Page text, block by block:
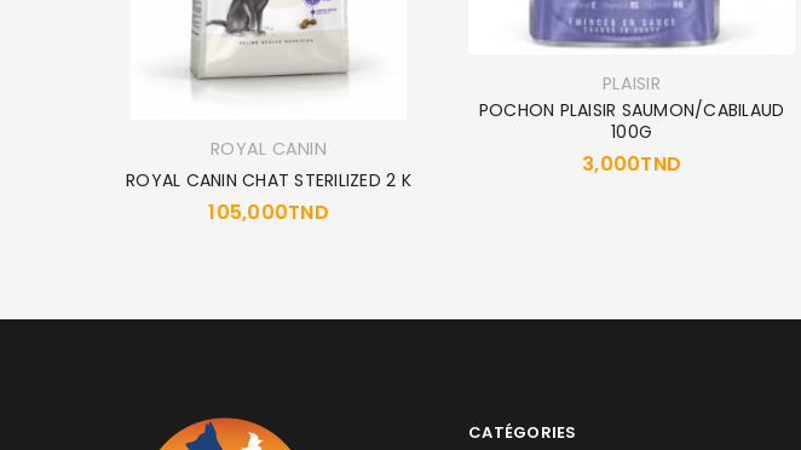
ROYAL CANIN
ROYAL CANIN CHAT STERILIZED 2 K
105,000TND
PLAISIR
POCHON PLAISIR SAUMON/CABILAUD
100G
3,000TND
CATÉGORIES